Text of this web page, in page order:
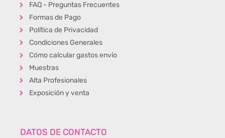
FAQ - Preguntas Frecuentes
Formas de Pago
Política de Privacidad
Condiciones Generales
Cómo calcular gastos envío
Muestras
Alta Profesionales
Exposición y venta
DATOS DE CONTACTO